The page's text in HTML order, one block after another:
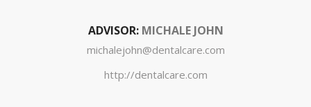
ADVISOR: MICHALE JOHN
michalejohn@dentalcare.com
http://dentalcare.com